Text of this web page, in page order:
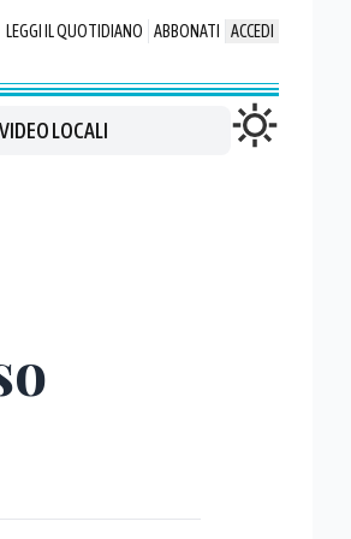
LEGGI IL QUOTIDIANO ABBONATI ACCEDI
VIDEO LOCALI